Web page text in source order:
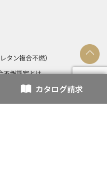
カタログ請求
タン複合不燃）
不燃認定とは